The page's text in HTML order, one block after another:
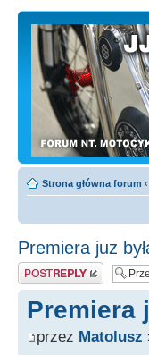
Strona główna forum ‹
Premiera juz
Odpowiedz
Premiera
przez Matolusz